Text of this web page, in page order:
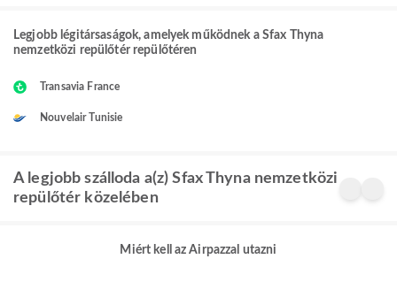
Legjobb légitársaságok, amelyek működnek a Sfax Thyna
nemzetközi repülőtér repülőtéren
Transavia France
Nouvelair Tunisie
A legjobb szálloda a(z) Sfax Thyna nemzetközi
repülőtér közelében
Miért kell az Airpazzal utazni